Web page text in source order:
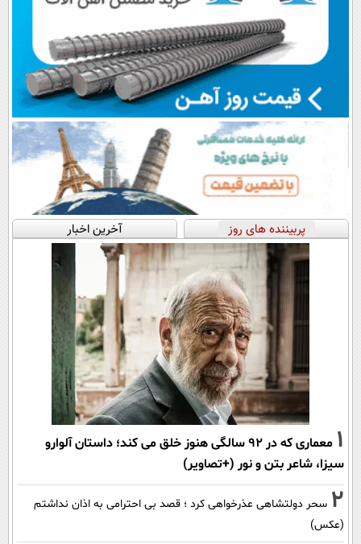
پربیننده های روز آخرین اخبار
1
معماری که در 92 سالگی هنوز خلق می کند؛ داستان آلوارو
سیزا، شاعر بتن و نور (+تصاویر)
2 سحر دولتشاهی عذرخواهی کرد ؛ قصد بی احترامی به اذان نداشتم
(عکس)